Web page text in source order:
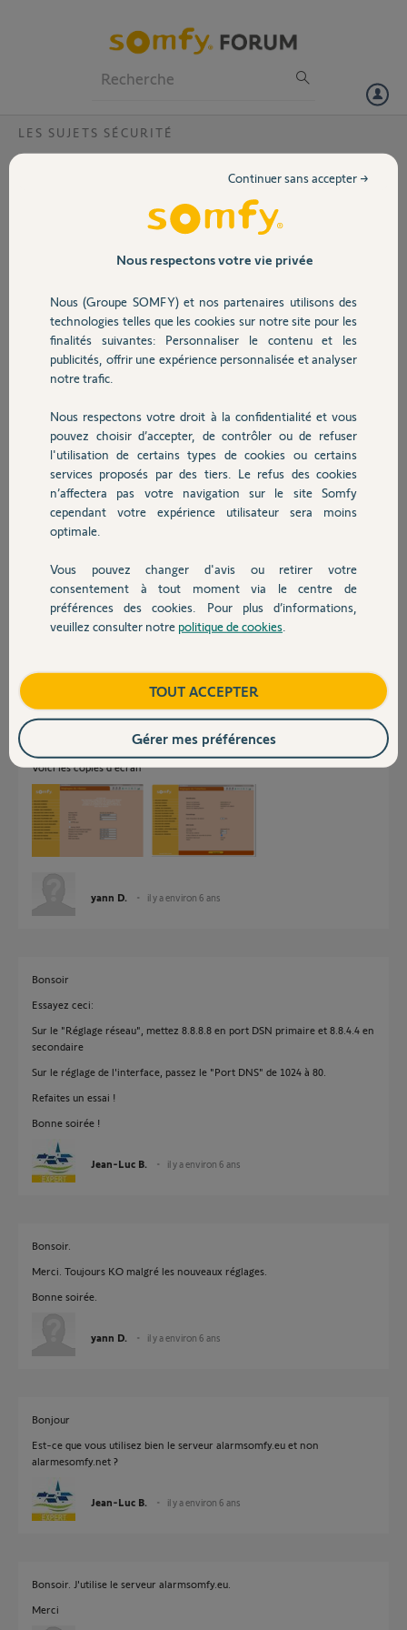
Volet
Sécurité
Domotique
Chauffage
Autres produits
Devis avec un pro
Contact
LES SUJETS SÉCURITÉ
Pourquoi est-il impossible de trouver la
centrale pour création du compte serveur
Les paramètres Réseau et Interfaces semblent bien paramétrés.
La recherche de la centrale boucle malgré le débranchement puis re-
branchement de la centrale. Que faire? Merci
N°console : 629084
yann D.
Participer au fil de discussion
Réponses
N'avez-vous pas déjà créé un compte pour cette centrale ?
Si non, postez des copies d'écran faites en mode installateur à partir de
la console web du "Réglage réseau" et "Réglage de l'interface".
il y a environ 6 ans
Voici les copies d'écran
yann D. il y a environ 6 ans
Bonsoir
Essayez ceci:
Sur le "Réglage réseau", mettez 8.8.8.8 en port DSN primaire et 8.8.4.4 en
secondaire
Sur le réglage de l'interface, passez le "Port DNS" de 1024 à 80.
Refaites un essai !
Bonne soirée !
Jean-Luc B. il y a environ 6 ans
Bonsoir.
Merci. Toujours KO malgré les nouveaux réglages.
Bonne soirée.
yann D. il y a environ 6 ans
Bonjour
Est-ce que vous utilisez bien le serveur alarmsomfy.eu et non
alarmesomfy.net ?
Jean-Luc B. il y a environ 6 ans
Bonsoir. J'utilise le serveur alarmsomfy.eu.
Merci
Nous respectons votre vie privée
Nous (Groupe SOMFY) et nos partenaires utilisons des
technologies telles que les cookies sur notre site pour les
finalités suivantes: Personnaliser le contenu et les
publicités, offrir une expérience personnalisée et analyser
notre trafic.
Nous respectons votre droit à la confidentialité et vous
pouvez choisir d’accepter, de contrôler ou de refuser
l'utilisation de certains types de cookies ou certains
services proposés par des tiers. Le refus des cookies
n’affectera pas votre navigation sur le site Somfy
cependant votre expérience utilisateur sera moins
optimale.
Vous pouvez changer d'avis ou retirer votre
consentement à tout moment via le centre de
préférences des cookies. Pour plus d’informations,
veuillez consulter notre politique de cookies
Continuer sans accepter →
TOUT ACCEPTER
Gérer mes préférences